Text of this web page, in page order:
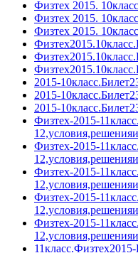
Физтех 2015.
Физтех 2015.
Физтех 2015.
2015-
2015-
2015-
Физтех-2015-
Физтех-2015-
Физтех-2015-
Физтех-2015-
Физтех-2015-